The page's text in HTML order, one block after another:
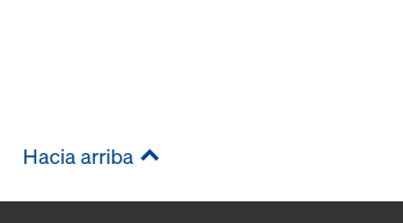
Hacia arriba